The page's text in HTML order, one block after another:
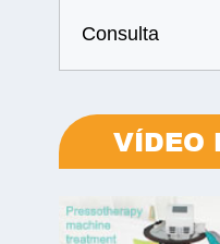
Consulta
VÍDEO